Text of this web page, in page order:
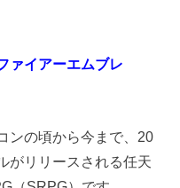
ァイアーエムブレ
ンの頃から今まで、20
がリリースされる任天